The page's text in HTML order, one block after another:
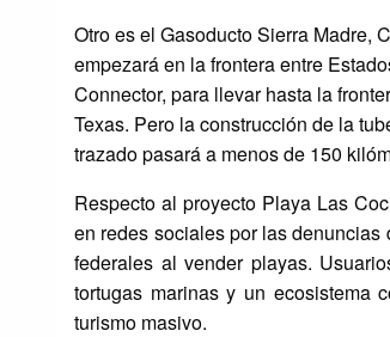
Otro es el Gasoducto Sierra Madre,
empezará en la frontera entre
Connector, para llevar hasta la
Texas. Pero la construcción de la
trazado pasará a menos de 150
Respecto al proyecto Playa Las
en redes sociales por las
federales al vender playas.
tortugas marinas y un ecosistema
turismo masivo.